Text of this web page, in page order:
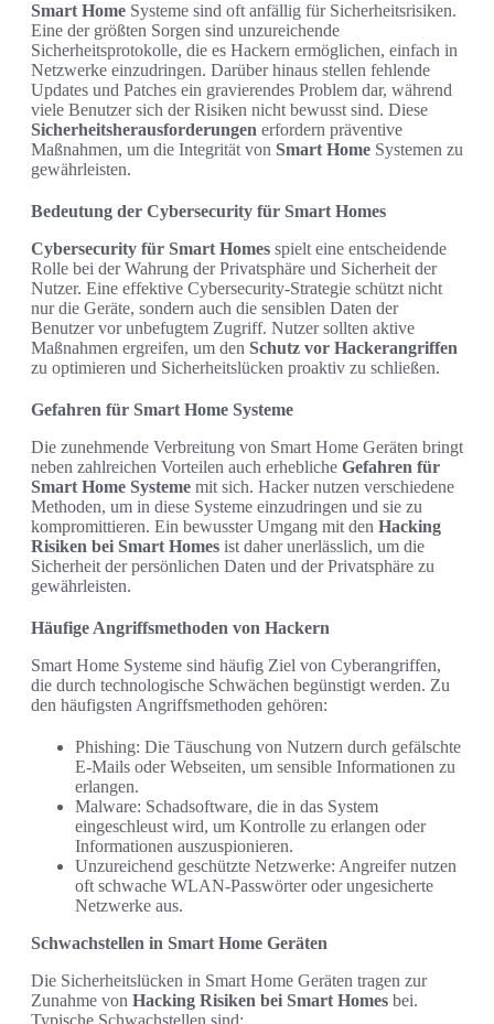
Smart Home Systeme sind oft anfällig für Sicherheitsrisiken.
Eine der größten Sorgen sind unzureichende
Sicherheitsprotokolle, die es Hackern ermöglichen, einfach in
Netzwerke einzudringen. Darüber hinaus stellen fehlende
Updates und Patches ein gravierendes Problem dar, während
viele Benutzer sich der Risiken nicht bewusst sind. Diese
Sicherheitsherausforderungen erfordern präventive
Maßnahmen, um die Integrität von Smart Home Systemen zu
gewährleisten.
Bedeutung der Cybersecurity für Smart Homes
Cybersecurity für Smart Homes spielt eine entscheidende
Rolle bei der Wahrung der Privatsphäre und Sicherheit der
Nutzer. Eine effektive Cybersecurity-Strategie schützt nicht
nur die Geräte, sondern auch die sensiblen Daten der
Benutzer vor unbefugtem Zugriff. Nutzer sollten aktive
Maßnahmen ergreifen, um den Schutz vor Hackerangriffen
zu optimieren und Sicherheitslücken proaktiv zu schließen.
Gefahren für Smart Home Systeme
Die zunehmende Verbreitung von Smart Home Geräten bringt
neben zahlreichen Vorteilen auch erhebliche Gefahren für
Smart Home Systeme mit sich. Hacker nutzen verschiedene
Methoden, um in diese Systeme einzudringen und sie zu
kompromittieren. Ein bewusster Umgang mit den Hacking
Risiken bei Smart Homes ist daher unerlässlich, um die
Sicherheit der persönlichen Daten und der Privatsphäre zu
gewährleisten.
Häufige Angriffsmethoden von Hackern
Smart Home Systeme sind häufig Ziel von Cyberangriffen,
die durch technologische Schwächen begünstigt werden. Zu
den häufigsten Angriffsmethoden gehören:
Phishing: Die Täuschung von Nutzern durch gefälschte
E-Mails oder Webseiten, um sensible Informationen zu
erlangen.
Malware: Schadsoftware, die in das System
eingeschleust wird, um Kontrolle zu erlangen oder
Informationen auszuspionieren.
Unzureichend geschützte Netzwerke: Angreifer nutzen
oft schwache WLAN-Passwörter oder ungesicherte
Netzwerke aus.
Schwachstellen in Smart Home Geräten
Die Sicherheitslücken in Smart Home Geräten tragen zur
Zunahme von Hacking Risiken bei Smart Homes bei.